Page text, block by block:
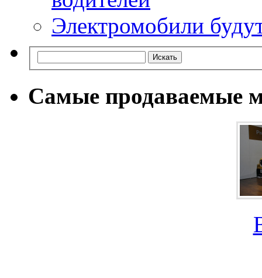
Электромобили
Самые продаваемые